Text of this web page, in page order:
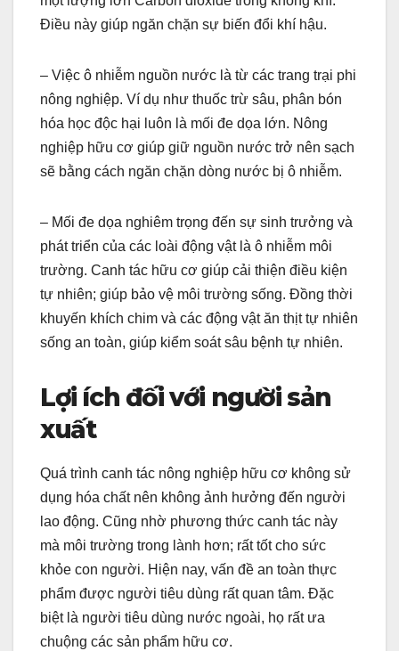
Điều này giúp ngăn chặn sự biến đổi khí hậu.
– Việc ô nhiễm nguồn nước là từ các trang trại phi
nông nghiệp. Ví dụ như thuốc trừ sâu, phân bón
hóa học độc hại luôn là mối đe dọa lớn. Nông
nghiệp hữu cơ giúp giữ nguồn nước trở nên sạch
sẽ bằng cách ngăn chặn dòng nước bị ô nhiễm.
– Mối đe dọa nghiêm trọng đến sự sinh trưởng và
phát triển của các loài động vật là ô nhiễm môi
trường. Canh tác hữu cơ giúp cải thiện điều kiện
tự nhiên; giúp bảo vệ môi trường sống. Đồng thời
khuyến khích chim và các động vật ăn thịt tự nhiên
sống an toàn, giúp kiểm soát sâu bệnh tự nhiên.
Lợi ích đối với người sản
xuất
Quá trình canh tác nông nghiệp hữu cơ không sử
dụng hóa chất nên không ảnh hưởng đến người
lao động. Cũng nhờ phương thức canh tác này
mà môi trường trong lành hơn; rất tốt cho sức
khỏe con người. Hiện nay, vấn đề an toàn thực
phẩm được người tiêu dùng rất quan tâm. Đặc
biệt là người tiêu dùng nước ngoài, họ rất ưa
chuộng các sản phẩm hữu cơ.